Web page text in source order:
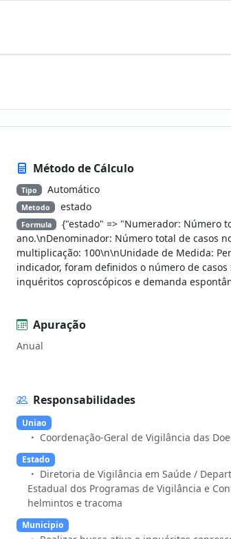
Método de Cálculo
Tipo Automático
Metodo estado
Formula
{"estado" => "Numerador: Número
ano.\nDenominador: Número total de casos
multiplicação: 100\n\nUnidade de Medida:
indicador, foram definidos o número de
inquéritos coproscópicos e demanda
Apuração
Anual
Responsabilidades
Uniao
Coordenação-Geral de Vigilância das
Estado
Diretoria de Vigilância em Saúde /
Estadual dos Programas de Vigilância e
helmintos e tracoma
Municipio